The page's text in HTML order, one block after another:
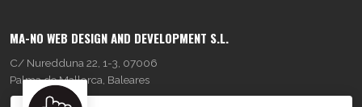
MA-NO WEB DESIGN AND DEVELOPMENT S.L.
C/ Nuredduna 22, 1-3, 07006
Palma de Mallorca, Baleares